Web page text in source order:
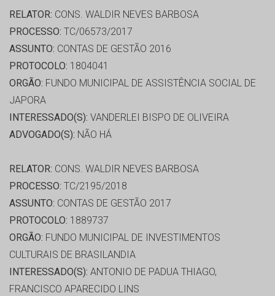
RELATOR: CONS. WALDIR NEVES BARBOSA
PROCESSO: TC/06573/2017
ASSUNTO: CONTAS DE GESTÃO 2016
PROTOCOLO: 1804041
ORGÃO: FUNDO MUNICIPAL DE ASSISTÊNCIA SOCIAL DE
JAPORA
INTERESSADO(S): VANDERLEI BISPO DE OLIVEIRA
ADVOGADO(S): NÃO HÁ
RELATOR: CONS. WALDIR NEVES BARBOSA
PROCESSO: TC/2195/2018
ASSUNTO: CONTAS DE GESTÃO 2017
PROTOCOLO: 1889737
ORGÃO: FUNDO MUNICIPAL DE INVESTIMENTOS
CULTURAIS DE BRASILANDIA
INTERESSADO(S): ANTONIO DE PADUA THIAGO,
FRANCISCO APARECIDO LINS